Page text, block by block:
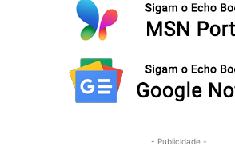
- Publicidade -